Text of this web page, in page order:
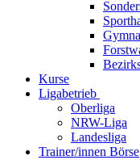
Kurse
Ligabetrieb
Oberliga
NRW-Liga
Landesliga
Trainer/innen Börse